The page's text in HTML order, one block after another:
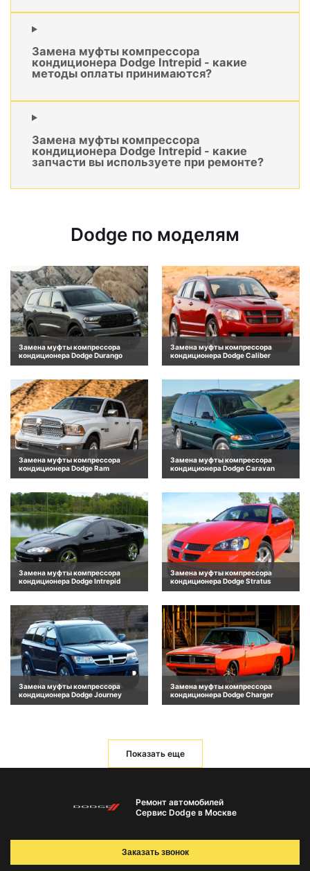
Замена муфты компрессора
кондиционера Dodge Intrepid - какие
методы оплаты принимаются?
Замена муфты компрессора
кондиционера Dodge Intrepid - какие
запчасти вы используете при ремонте?
Dodge по моделям
Замена муфты компрессора
кондиционера Dodge Durango
Замена муфты компрессора
кондиционера Dodge Caliber
Замена муфты компрессора
кондиционера Dodge Ram
Замена муфты компрессора
кондиционера Dodge Caravan
Замена муфты компрессора
кондиционера Dodge Intrepid
Замена муфты компрессора
кондиционера Dodge Stratus
Замена муфты компрессора
кондиционера Dodge Journey
Замена муфты компрессора
кондиционера Dodge Charger
Показать еще
Ремонт автомобилей
Сервис Dodge в Москве
Заказать звонок